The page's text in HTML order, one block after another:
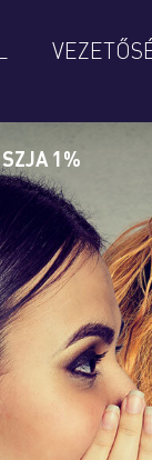
SZJA 1%